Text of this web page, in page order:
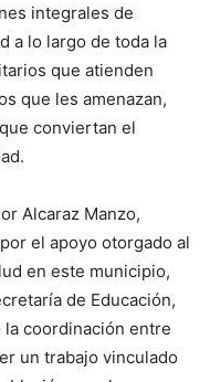
integrales de
a lo largo de toda la
que atienden
que les amenazan,
conviertan el
Alcaraz Manzo,
el apoyo otorgado al
en este municipio,
de Educación,
la coordinación entre
un trabajo vinculado